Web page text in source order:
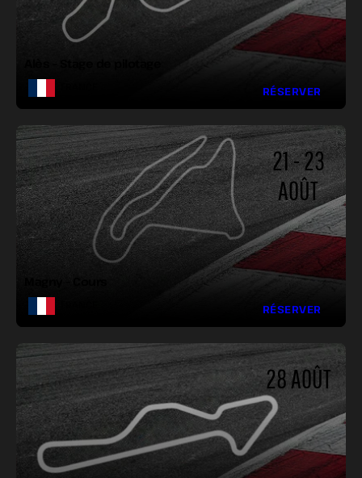
RÉSERVER
VIRAGES :
21 - 23
AOÛT
RÉSERVER
LONGUEUR :
LARGEUR :
VIRAGES :
28 AOÛT
LONGUEUR :
LARGEUR :
VIRAGES :